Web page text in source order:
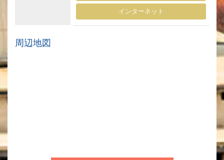
インターネット
周辺地図